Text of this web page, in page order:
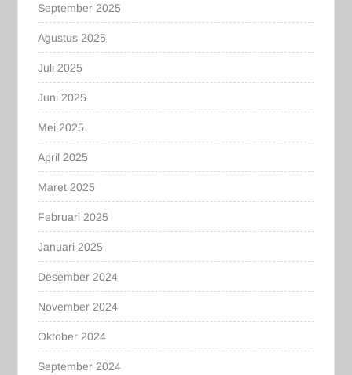
September 2025
Agustus 2025
Juli 2025
Juni 2025
Mei 2025
April 2025
Maret 2025
Februari 2025
Januari 2025
Desember 2024
November 2024
Oktober 2024
September 2024